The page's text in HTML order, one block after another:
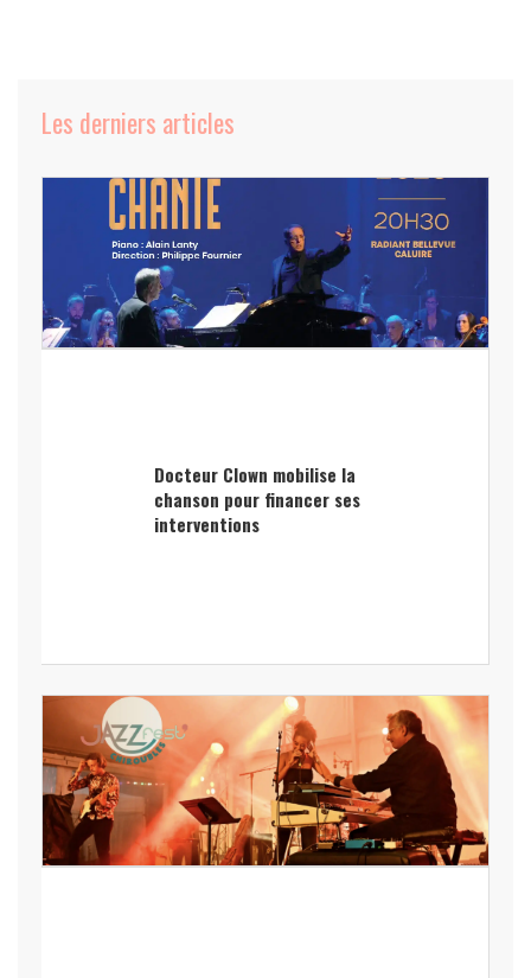
Les derniers articles
Docteur Clown mobilise la
chanson pour financer ses
interventions